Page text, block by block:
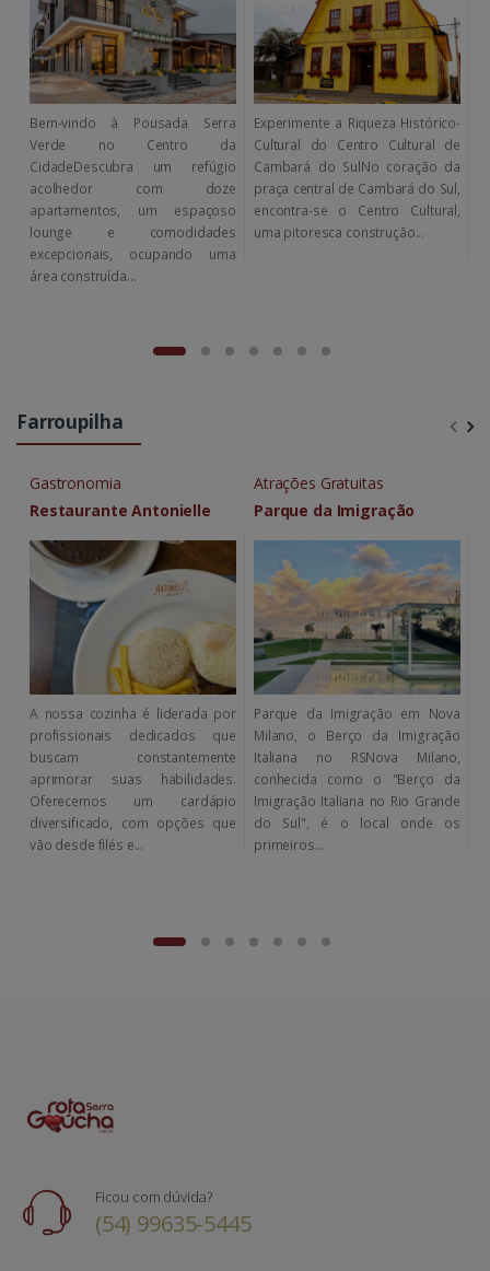
Bem-vindo à Pousada Serra
Verde no Centro da
CidadeDescubra um refúgio
acolhedor com doze
apartamentos, um espaçoso
lounge e comodidades
excepcionais, ocupando uma
área construída...
Experimente a Riqueza Histórico-
Cultural do Centro Cultural de
Cambará do SulNo coração da
praça central de Cambará do Sul,
encontra-se o Centro Cultural,
uma pitoresca construção...
Farroupilha
Gastronomia
Restaurante Antonielle
A nossa cozinha é liderada por
profissionais dedicados que
buscam constantemente
aprimorar suas habilidades.
Oferecemos um cardápio
diversificado, com opções que
vão desde filés e...
Atrações Gratuitas
Parque da Imigração
Parque da Imigração em Nova
Milano, o Berço da Imigração
Italiana no RSNova Milano,
conhecida como o "Berço da
Imigração Italiana no Rio Grande
do Sul", é o local onde os
primeiros...
Ficou com dúvida?
(54) 99635-5445